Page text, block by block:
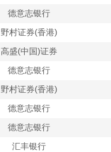
德意志银行
野村证券(香港)
高盛(中国)证券
德意志银行
野村证券(香港)
德意志银行
德意志银行
汇丰银行